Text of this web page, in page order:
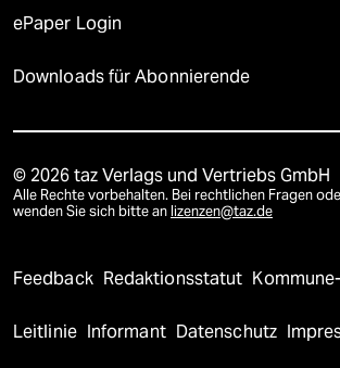
ePaper Login
Downloads für Abonnierende
© 2026 taz Verlags und Vertriebs GmbH
Alle Rechte vorbehalten. Bei rechtlichen Fragen
wenden Sie sich bitte an lizenzen@taz.de
Feedback Redaktionsstatut
Leitlinie Informant Datenschutz